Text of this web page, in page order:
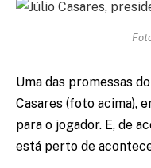
Uma das promessas
Casares (foto acima),
para o jogador. E, de
está perto de